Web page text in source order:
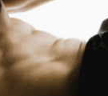
Shake protéiné
Nos recettes à